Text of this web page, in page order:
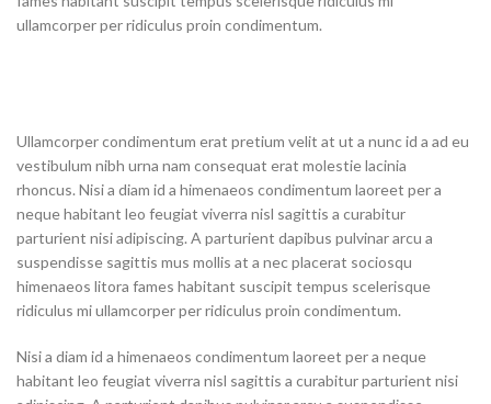
ullamcorper per ridiculus proin condimentum.
Ullamcorper condimentum erat pretium velit at ut a nunc id a ad eu
vestibulum nibh urna nam consequat erat molestie lacinia
rhoncus. Nisi a diam id a himenaeos condimentum laoreet per a
neque habitant leo feugiat viverra nisl sagittis a curabitur
parturient nisi adipiscing. A parturient dapibus pulvinar arcu a
suspendisse sagittis mus mollis at a nec placerat sociosqu
himenaeos litora fames habitant suscipit tempus scelerisque
ridiculus mi ullamcorper per ridiculus proin condimentum.
Nisi a diam id a himenaeos condimentum laoreet per a neque
habitant leo feugiat viverra nisl sagittis a curabitur parturient nisi